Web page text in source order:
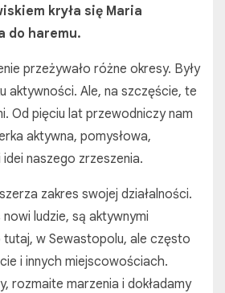
kryła się Maria
do haremu.
przeżywało różne okresy. Były
aktywności. Ale, na szczęście, te
Od pięciu lat przewodniczy nam
aktywna, pomysłowa,
naszego zrzeszenia.
zakres swojej działalności.
ludzie, są aktywnymi
tutaj, w Sewastopolu, ale często
i innych miejscowościach.
rozmaite marzenia i dokładamy